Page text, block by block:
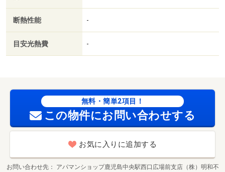
断熱性能 -
目安光熱費 -
無料・簡単2項目！
この物件にお問い合わせする
お気に入りに追加する
お問い合わせ先
アパマンショップ鹿児島中央駅西口広場前支店（株）明和不